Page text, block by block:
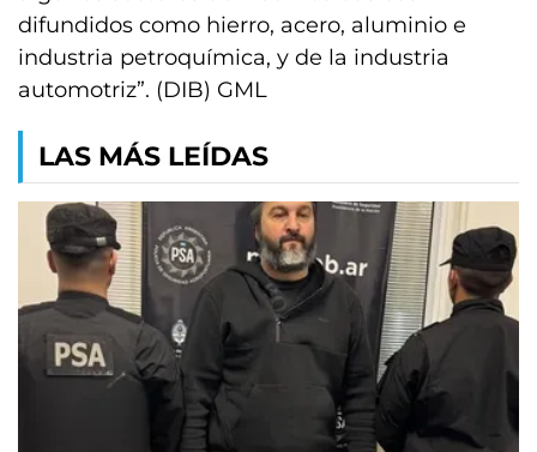
difundidos como hierro, acero, aluminio e
industria petroquímica, y de la industria
automotriz”. (DIB) GML
LAS MÁS LEÍDAS